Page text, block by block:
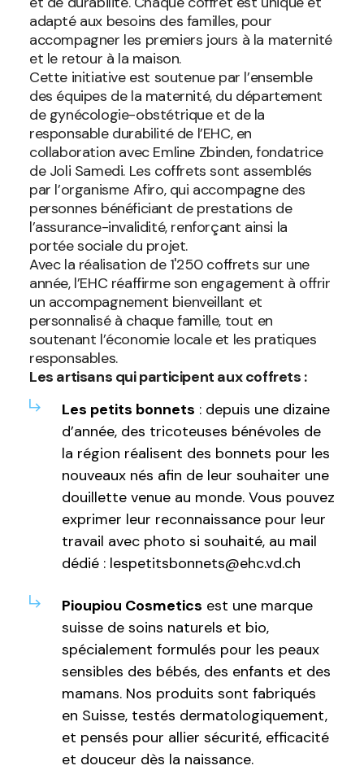
adapté aux besoins des familles, pour
accompagner les premiers jours à la maternité
et le retour à la maison.
Cette initiative est soutenue par l’ensemble
des équipes de la maternité, du département
de gynécologie-obstétrique et de la
responsable durabilité de l’EHC, en
collaboration avec Emline Zbinden, fondatrice
de Joli Samedi. Les coffrets sont assemblés
par l’organisme Afiro, qui accompagne des
personnes bénéficiant de prestations de
l’assurance-invalidité, renforçant ainsi la
portée sociale du projet.
Avec la réalisation de 1'250 coffrets sur une
année, l’EHC réaffirme son engagement à offrir
un accompagnement bienveillant et
personnalisé à chaque famille, tout en
soutenant l’économie locale et les pratiques
responsables.
Les artisans qui participent aux coffrets :
Les petits bonnets : depuis une dizaine
d’année, des tricoteuses bénévoles de
la région réalisent des bonnets pour les
nouveaux nés afin de leur souhaiter une
douillette venue au monde. Vous pouvez
exprimer leur reconnaissance pour leur
travail avec photo si souhaité, au mail
dédié : lespetitsbonnets@ehc.vd.ch
Pioupiou Cosmetics est une marque
suisse de soins naturels et bio,
spécialement formulés pour les peaux
sensibles des bébés, des enfants et des
mamans. Nos produits sont fabriqués
en Suisse, testés dermatologiquement,
et pensés pour allier sécurité, efficacité
et douceur dès la naissance.